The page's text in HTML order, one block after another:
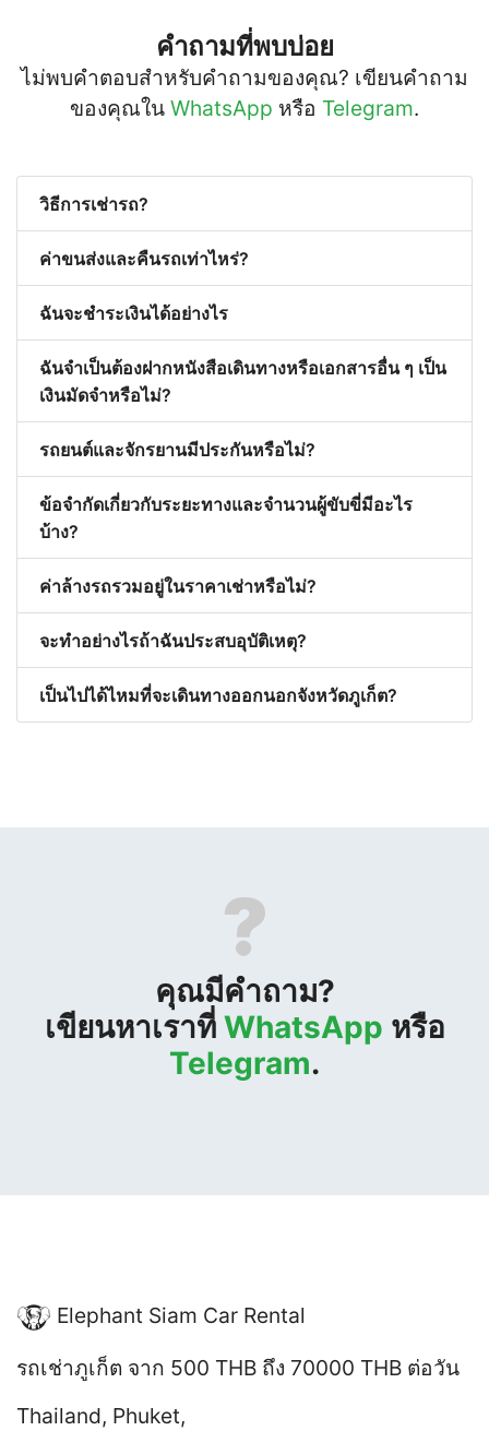
คำถามที่พบบ่อย
ไม่พบคำตอบสำหรับคำถามของคุณ? เขียนคำถาม
ของคุณใน WhatsApp หรือ Telegram.
วิธีการเช่ารถ?
ค่าขนส่งและคืนรถเท่าไหร่?
ฉันจะชำระเงินได้อย่างไร
ฉันจำเป็นต้องฝากหนังสือเดินทางหรือเอกสารอื่น ๆ เป็น
เงินมัดจำหรือไม่?
รถยนต์และจักรยานมีประกันหรือไม่?
ข้อจำกัดเกี่ยวกับระยะทางและจำนวนผู้ขับขี่มีอะไร
บ้าง?
ค่าล้างรถรวมอยู่ในราคาเช่าหรือไม่?
จะทำอย่างไรถ้าฉันประสบอุบัติเหตุ?
เป็นไปได้ไหมที่จะเดินทางออกนอกจังหวัดภูเก็ต?
?
คุณมีคำถาม?
เขียนหาเราที่ WhatsApp หรือ
Telegram.
Elephant Siam Car Rental
รถเช่าภูเก็ต จาก 500 THB ถึง 70000 THB ต่อวัน
Thailand, Phuket,